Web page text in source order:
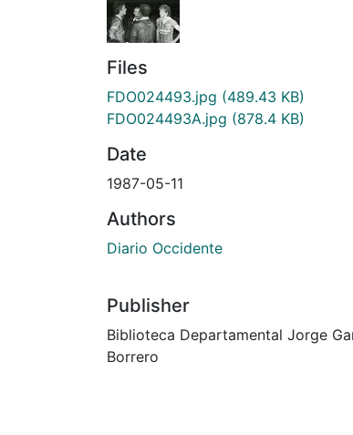
Files
FDO024493.jpg (489.43 KB)
FDO024493A.jpg (878.4 KB)
Date
1987-05-11
Authors
Diario Occidente
Publisher
Biblioteca Departamental Jorge
Borrero